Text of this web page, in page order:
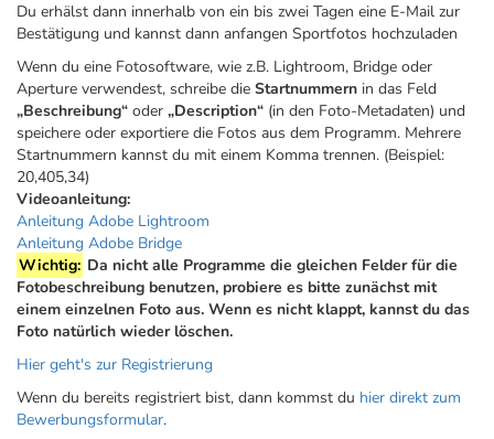
Du erhälst dann innerhalb von ein bis zwei Tagen eine E-Mail zur
Bestätigung und kannst dann anfangen Sportfotos hochzuladen
Wenn du eine Fotosoftware, wie z.B. Lightroom, Bridge oder
Aperture verwendest, schreibe die Startnummern in das Feld
„Beschreibung“ oder „Description“ (in den Foto-Metadaten) und
speichere oder exportiere die Fotos aus dem Programm. Mehrere
Startnummern kannst du mit einem Komma trennen. (Beispiel:
20,405,34)
Videoanleitung:
Anleitung Adobe Lightroom
Anleitung Adobe Bridge
Wichtig: Da nicht alle Programme die gleichen Felder für die
Fotobeschreibung benutzen, probiere es bitte zunächst mit
einem einzelnen Foto aus. Wenn es nicht klappt, kannst du das
Foto natürlich wieder löschen.
Hier geht's zur Registrierung
Wenn du bereits registriert bist, dann kommst du hier direkt zum
Bewerbungsformular.